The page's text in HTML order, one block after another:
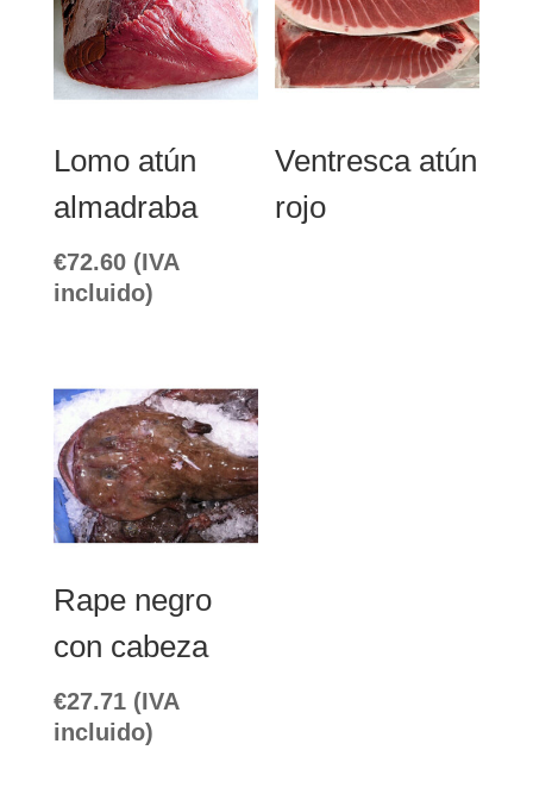
Lomo atún
almadraba
€72.60 (IVA
incluido)
Ventresca atún
rojo
Rape negro
con cabeza
€27.71 (IVA
incluido)